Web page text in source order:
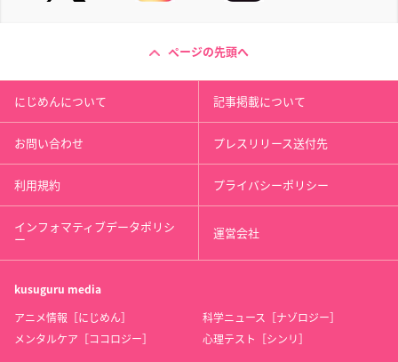
ページの先頭へ
にじめんについて 記事掲載について
お問い合わせ プレスリリース送付先
利用規約 プライバシーポリシー
インフォマティブデータポリシ
ー 運営会社
kusuguru media
アニメ情報［にじめん］
科学ニュース［ナゾロジー］
メンタルケア［ココロジー］
心理テスト［シンリ］